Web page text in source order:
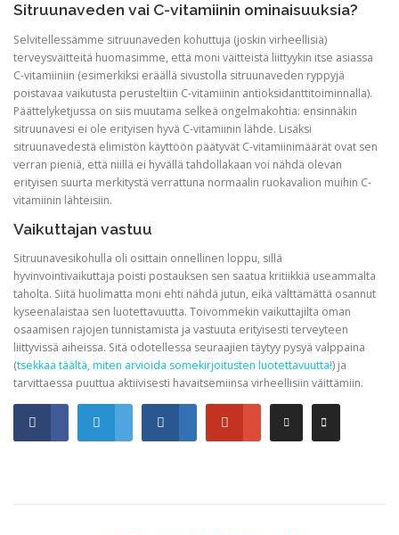
Sitruunaveden vai C-vitamiinin ominaisuuksia?
Selvitellessämme sitruunaveden kohuttuja (joskin virheellisiä)
terveysväitteitä huomasimme, että moni väitteistä liittyykin itse asiassa
C-vitamiiniin (esimerkiksi eräällä sivustolla sitruunaveden ryppyjä
poistavaa vaikutusta perusteltiin C-vitamiinin antioksidanttitoiminnalla).
Päättelyketjussa on siis muutama selkeä ongelmakohtia: ensinnäkin
sitruunavesi ei ole erityisen hyvä C-vitamiinin lähde. Lisäksi
sitruunavedestä elimistön käyttöön päätyvät C-vitamiinimäärät ovat sen
verran pieniä, että niillä ei hyvällä tahdollakaan voi nähdä olevan
erityisen suurta merkitystä verrattuna normaalin ruokavalion muihin C-
vitamiinin lähteisiin.
Vaikuttajan vastuu
Sitruunavesikohulla oli osittain onnellinen loppu, sillä
hyvinvointivaikuttaja poisti postauksen sen saatua kritiikkiä useammalta
taholta. Siitä huolimatta moni ehti nähdä jutun, eikä välttämättä osannut
kyseenalaistaa sen luotettavuutta. Toivommekin vaikuttajilta oman
osaamisen rajojen tunnistamista ja vastuuta erityisesti terveyteen
liittyvissä aiheissa. Sitä odotellessa seuraajien täytyy pysyä valppaina
(tsekkaa täältä, miten arvioida somekirjoitusten luotettavuutta!) ja
tarvittaessa puuttua aktiivisesti havaitsemiinsa virheellisiin väittämiin.